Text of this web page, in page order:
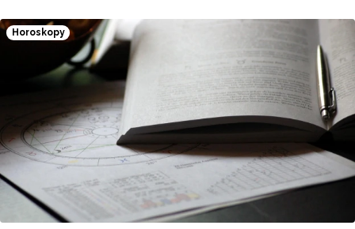
ani spousta hudebních vystoupení.
Horoskopy